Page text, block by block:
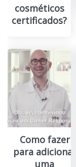
cosméticos
certificados?
Como fazer
para adicionar
uma